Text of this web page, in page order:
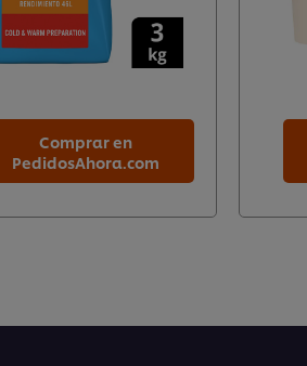
Comprar en
PedidosAhora.com